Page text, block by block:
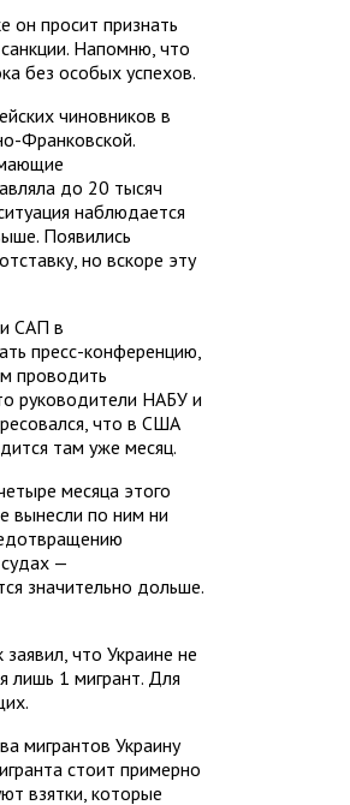
он просит признать
Напомню, что
без особых успехов.
чиновников в
Франковской.
до 20 тысяч
наблюдается
Появились
но вскоре эту
САП в
пресс-конференцию,
проводить
руководители НАБУ и
что в США
там уже месяц.
месяца этого
вынесли по ним ни
—
значительно дольше.
что Украине не
лишь 1 мигрант. Для
мигрантов Украину
стоит примерно
взятки, которые